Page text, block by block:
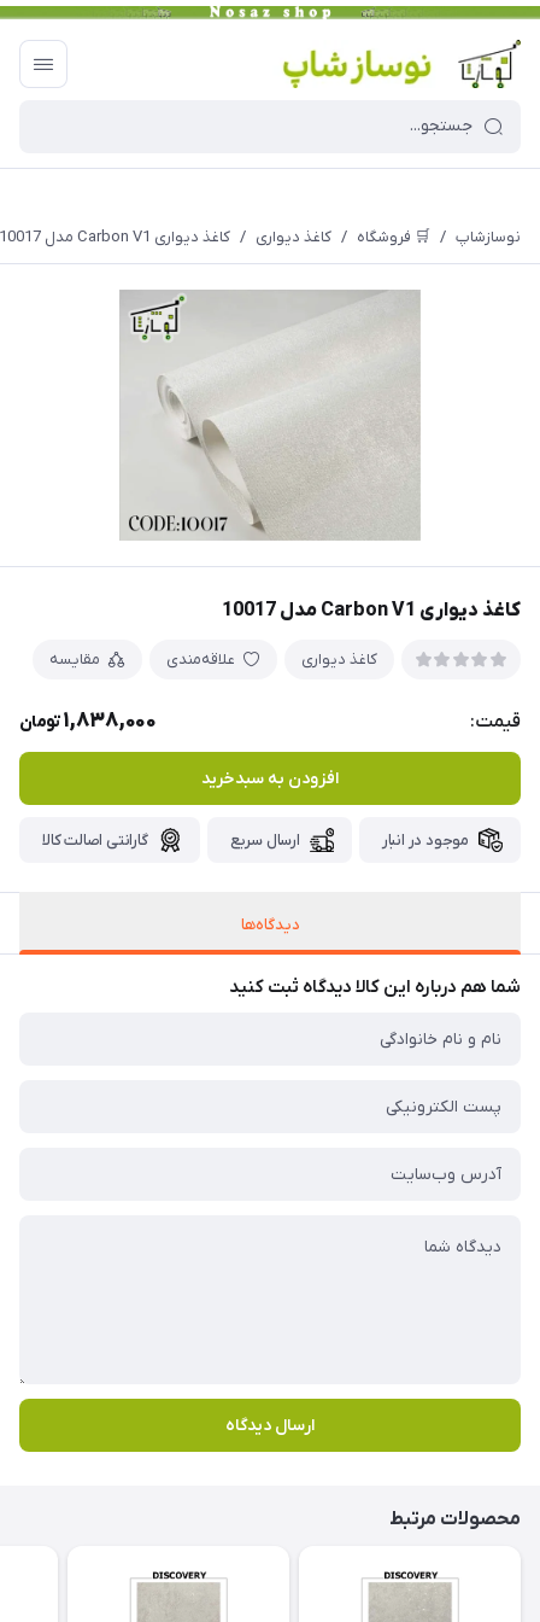
نوسازشاپ / 🛒 فروشگاه / کاغذ دیواری / کاغذ دیواری Carbon V1 مدل 10017
کاغذ دیواری Carbon V1 مدل 10017
کاغذ دیواری علاقه‌مندی مقایسه
قیمت: 1,838,000تومان
افزودن به سبدخرید
موجود در انبار ارسال سریع گارانتی اصالت کالا
دیدگاه‌ها
شما هم درباره این کالا دیدگاه ثبت کنید
ارسال دیدگاه
محصولات مرتبط